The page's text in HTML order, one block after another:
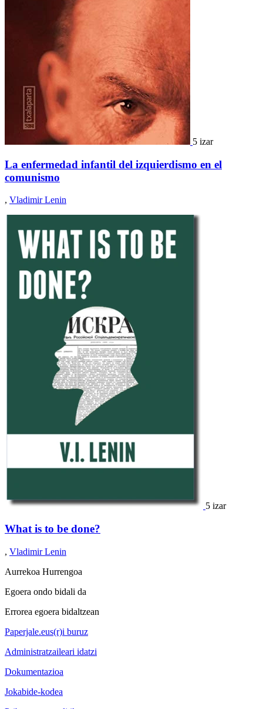
5 izar
La enfermedad infantil del izquierdismo en el
comunismo
, Vladimir Lenin
5 izar
What is to be done?
, Vladimir Lenin
Aurrekoa Hurrengoa
Egoera ondo bidali da
Errorea egoera bidaltzean
Paperjale.eus(r)i buruz
Administratzaileari idatzi
Dokumentazioa
Jokabide-kodea